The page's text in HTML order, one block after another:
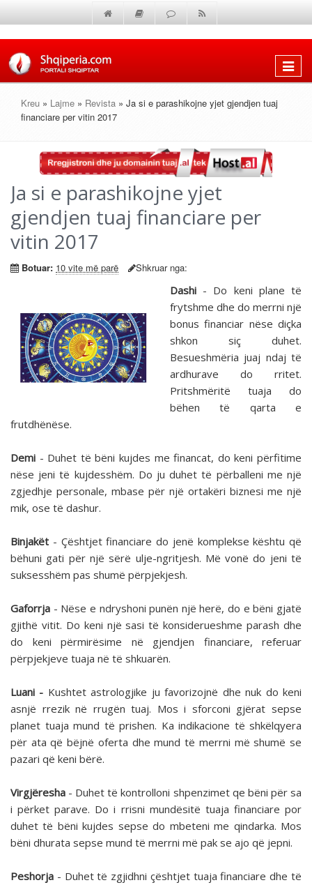
Shfaq
Kreu » Lajme » Revista » Ja si e parashikojne yjet gjendjen tuaj
financiare per vitin 2017
Ja si e parashikojne yjet
gjendjen tuaj financiare per
vitin 2017
Botuar: 10 vite më parë Shkruar nga:
Dashi - Do keni plane të
frytshme dhe do merrni një
bonus financiar nëse diçka
shkon siç duhet.
Besueshmëria juaj ndaj të
ardhurave do rritet.
Pritshmëritë tuaja do
bëhen të qarta e
frutdhënëse.
Demi - Duhet të bëni kujdes me financat, do keni përfitime
nëse jeni të kujdesshëm. Do ju duhet të përballeni me një
zgjedhje personale, mbase për një ortakëri biznesi me një
mik, ose të dashur.
Binjakët - Çështjet financiare do jenë komplekse kështu që
bëhuni gati për një sërë ulje-ngritjesh. Më vonë do jeni të
suksesshëm pas shumë përpjekjesh.
Gaforrja - Nëse e ndryshoni punën një herë, do e bëni gjatë
gjithë vitit. Do keni një sasi të konsiderueshme parash dhe
do keni përmirësime në gjendjen financiare, referuar
përpjekjeve tuaja në të shkuarën.
Luani - Kushtet astrologjike ju favorizojnë dhe nuk do keni
asnjë rrezik në rrugën tuaj. Mos i sforconi gjërat sepse
planet tuaja mund të prishen. Ka indikacione të shkëlqyera
për ata që bëjnë oferta dhe mund të merrni më shumë se
pazari që keni bërë.
Virgjëresha - Duhet të kontrolloni shpenzimet qe bëni për sa
i përket parave. Do i rrisni mundësitë tuaja financiare por
duhet të bëni kujdes sepse do mbeteni me qindarka. Mos
bëni dhurata sepse mund të merrni më pak se ajo që jepni.
Peshorja - Duhet të zgjidhni çështjet tuaja financiare dhe të